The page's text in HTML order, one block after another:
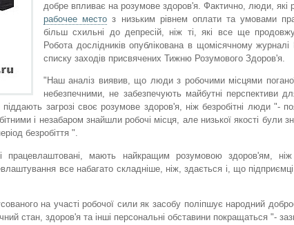
добре впливає на розумове здоров'я. Фактично, люди, які
рабочее место з низьким рівнем оплати та умовами
більш схильні до депресій, ніж ті, які все ще
Робота дослідників опублікована в щомісячному
списку заходів присвячених Тижню Розумового Здоров'я.
"Наш аналіз виявив, що люди з робочими місцями поганої
небезпечними, не забезпечують майбутні перспективи
загрозі своє розумове здоров'я, ніж безробітні люди "-
і незабаром знайшли робочі місця, але низької якості були
безробіття ".
мають найкращим розумовою здоров'ям, ніж
все набагато складніше, ніж, здається і, що підприємці
на участі робочої сили як засобу поліпшує народний
стан, здоров'я та інші персональні обставини покращаться "-